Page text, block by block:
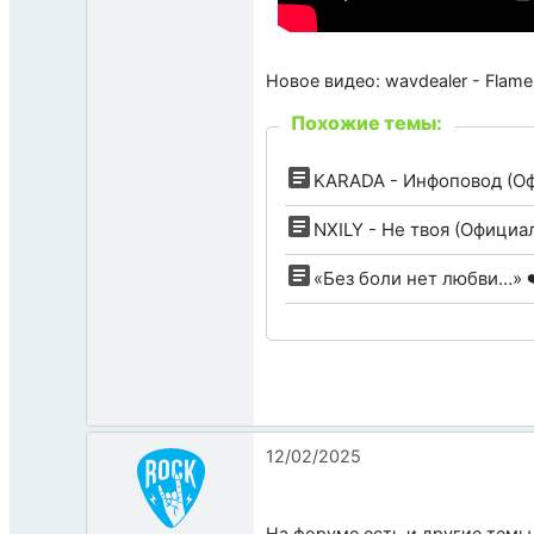
Новое видео: wavdealer -
Похожие темы:
KARADA - Инфоповод
NXILY - Не твоя
«Без боли нет любви…»
12/02/2025